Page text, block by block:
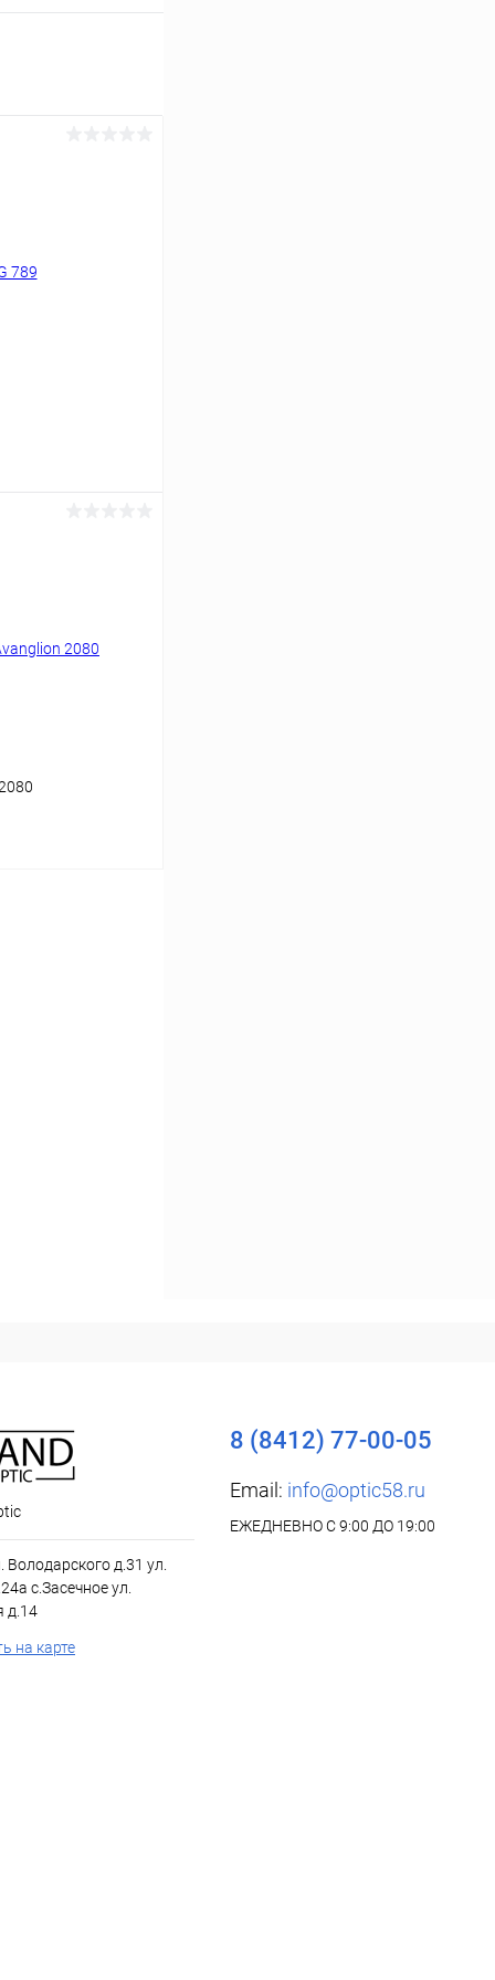
Володарского д.31 ул.
с.Засечное ул.
д.14
на карте
8 (8412) 77-00-05
Email: info@optic58.ru
ЕЖЕДНЕВНО С 9:00 ДО 19:00